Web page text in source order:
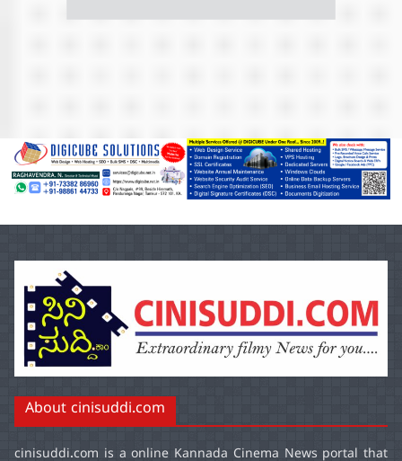
About cinisuddi.com
cinisuddi.com is a online Kannada Cinema News portal that